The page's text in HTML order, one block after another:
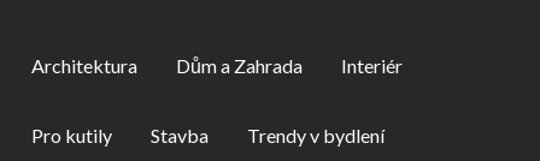
Architektura Dům a Zahrada Interiér
Pro kutily Stavba Trendy v bydlení